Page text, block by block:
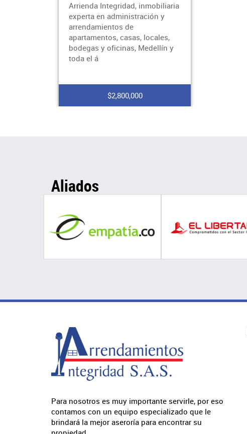
Arrienda Integridad, inmobiliaria
experta en administración y
arrendamientos de
apartamentos, casas, locales,
bodegas y oficinas, Medellín y
toda el á
$2,800,000
Aliados
Para nosotros es muy importante servirle, por eso
contamos con un equipo especializado que le
brindará la mejor aseroría para encontrar su